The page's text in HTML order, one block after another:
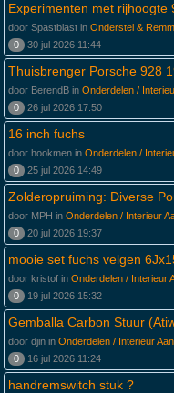
Experimenten met rijhoogte
door Spastblast in Onderstel &
0
30 jul 2026 11:44
Thuisbrenger Porsche 928
door BerendB in Onderdelen /
0
26 jul 2026 17:50
16 inch fuchs
door hookmen in Onderdelen /
0
25 jul 2026 14:49
Zolderopruiming: Diverse
door MPH in Onderdelen / Interieur
0
20 jul 2026 19:37
mooie set fuchs velgen
door kristof in Onderdelen / Interieur
0
19 jul 2026 15:32
Gemballa Carbon Stuur
door djin in Onderdelen / Interieur
0
16 jul 2026 11:24
handremswitch stuk ?